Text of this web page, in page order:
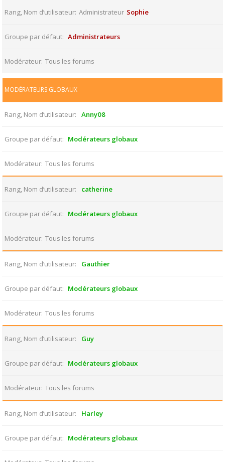
Rang, Nom d’utilisateur Administrateur Sophie
Groupe par défaut Administrateurs
Modérateur Tous les forums
MODÉRATEURS GLOBAUX
Rang, Nom d’utilisateur Anny08
Groupe par défaut Modérateurs globaux
Modérateur Tous les forums
Rang, Nom d’utilisateur catherine
Groupe par défaut Modérateurs globaux
Modérateur Tous les forums
Rang, Nom d’utilisateur Gauthier
Groupe par défaut Modérateurs globaux
Modérateur Tous les forums
Rang, Nom d’utilisateur Guy
Groupe par défaut Modérateurs globaux
Modérateur Tous les forums
Rang, Nom d’utilisateur Harley
Groupe par défaut Modérateurs globaux